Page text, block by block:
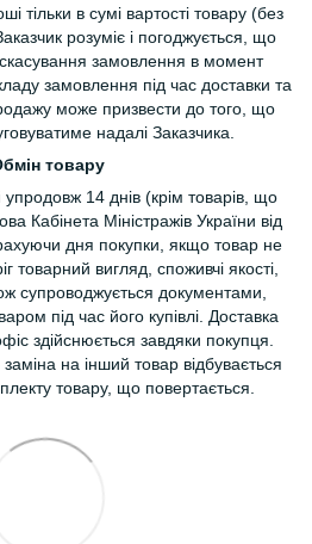
тільки в сумі вартості товару (без
розуміє і погоджується, що
замовлення в момент
замовлення під час доставки та
може призвести до того, що
надалі Заказчика.
товару
14 днів (крім товарів, що
Кабінета Міністражів України від
дня покупки, якщо товар не
товарний вигляд, споживчі якості,
супроводжується документами,
під час його купівлі. Доставка
здійснюється завдяки покупця.
на інший товар відбувається
товару, що повертається.